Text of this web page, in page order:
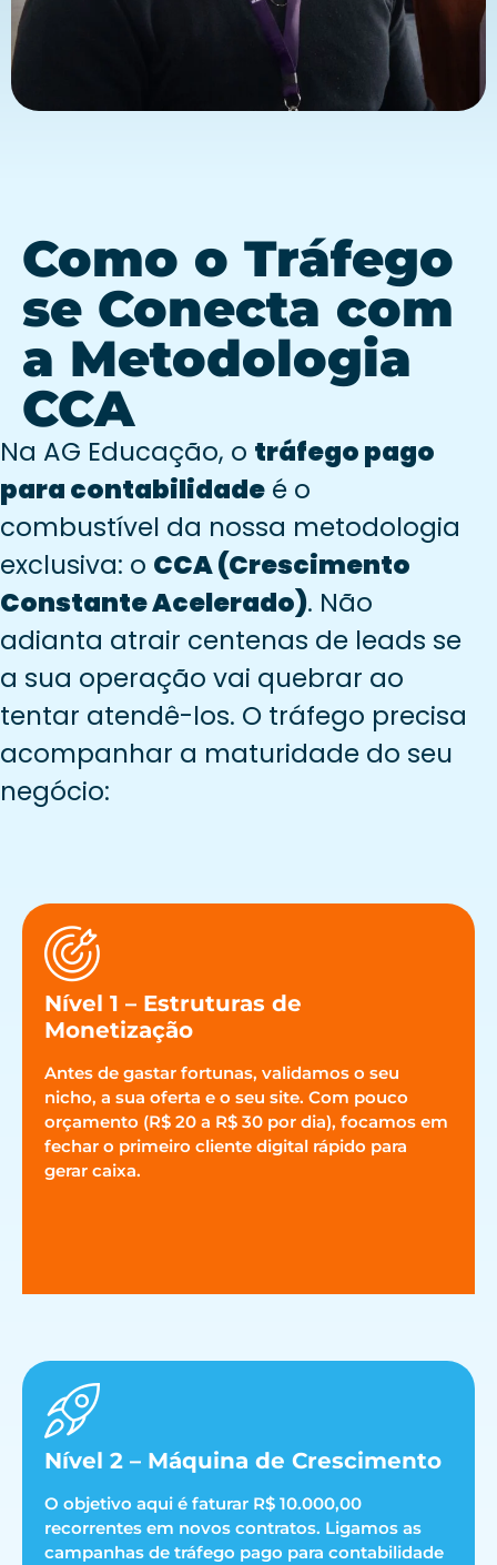
Como o Tráfego
se Conecta com
a Metodologia
CCA
Na AG Educação, o tráfego pago
para contabilidade é o
combustível da nossa metodologia
exclusiva: o CCA (Crescimento
Constante Acelerado). Não
adianta atrair centenas de leads se
a sua operação vai quebrar ao
tentar atendê-los. O tráfego precisa
acompanhar a maturidade do seu
negócio:
Nível 1 – Estruturas de
Monetização
Antes de gastar fortunas, validamos o seu
nicho, a sua oferta e o seu site. Com pouco
orçamento (R$ 20 a R$ 30 por dia), focamos em
fechar o primeiro cliente digital rápido para
gerar caixa.
Nível 2 – Máquina de Crescimento
O objetivo aqui é faturar R$ 10.000,00
recorrentes em novos contratos. Ligamos as
campanhas de tráfego pago para contabilidade